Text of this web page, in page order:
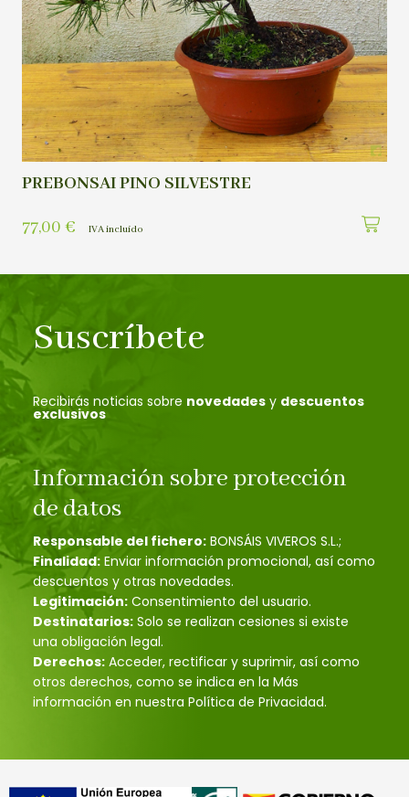
PREBONSAI PINO SILVESTRE
77,00 € IVA incluído
Suscríbete
Recibirás noticias sobre novedades y descuentos
exclusivos
Información sobre protección
de datos
Responsable del fichero: BONSÁIS VIVEROS S.L.;
Finalidad: Enviar información promocional, así como
descuentos y otras novedades.
Legitimación: Consentimiento del usuario.
Destinatarios: Solo se realizan cesiones si existe
una obligación legal.
Derechos: Acceder, rectificar y suprimir, así como
otros derechos, como se indica en la Más
información en nuestra Política de Privacidad.